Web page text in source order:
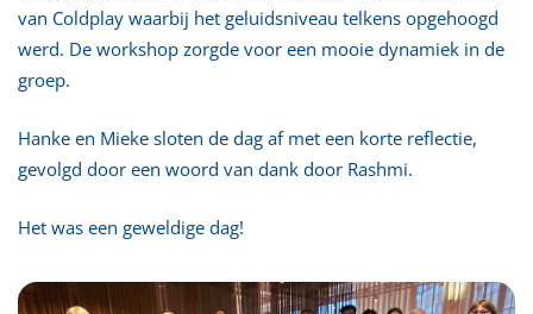
van Coldplay waarbij het geluidsniveau telkens opgehoogd
werd. De workshop zorgde voor een mooie dynamiek in de
groep.
Hanke en Mieke sloten de dag af met een korte reflectie,
gevolgd door een woord van dank door Rashmi.
Het was een geweldige dag!